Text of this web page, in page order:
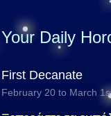
Your Daily
First Decanate
February 20 to March